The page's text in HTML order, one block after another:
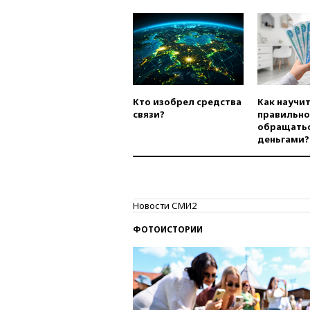
Кто изобрел средства
связи?
Как
правильно
деньгами?
Новости СМИ2
ФОТОИСТОРИИ